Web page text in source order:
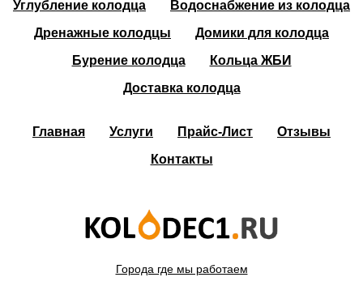
Углубление колодца
Водоснабжение из колодца
Дренажные колодцы
Домики для колодца
Бурение колодца
Кольца ЖБИ
Доставка колодца
Главная Услуги Прайс-Лист
Отзывы
Контакты
Города где мы работаем